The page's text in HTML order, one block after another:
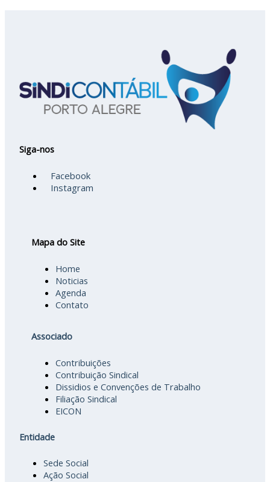
Siga-nos
Facebook
Instagram
Mapa do Site
Home
Noticias
Agenda
Contato
Associado
Contribuições
Contribuição Sindical
Dissidios e Convenções de Trabalho
Filiação Sindical
EICON
Entidade
Sede Social
Ação Social